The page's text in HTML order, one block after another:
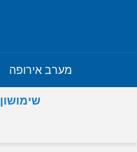
מערב אירופה
שימושון